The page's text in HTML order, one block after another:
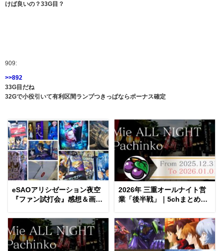
けば良いの？33G目？
909:
>>892
33G目だね
32Gで小役引いて有利区間ランプつきっぱならポーナス確定
eSAOアリシゼーション夜空
『ファン試打会』感想＆画像
間、好感触のフェアスター
ト、原作愛溢れる演出に感動
etc…
2026年 三重オールナイト営
業「後半戦」｜5chまとめ＆